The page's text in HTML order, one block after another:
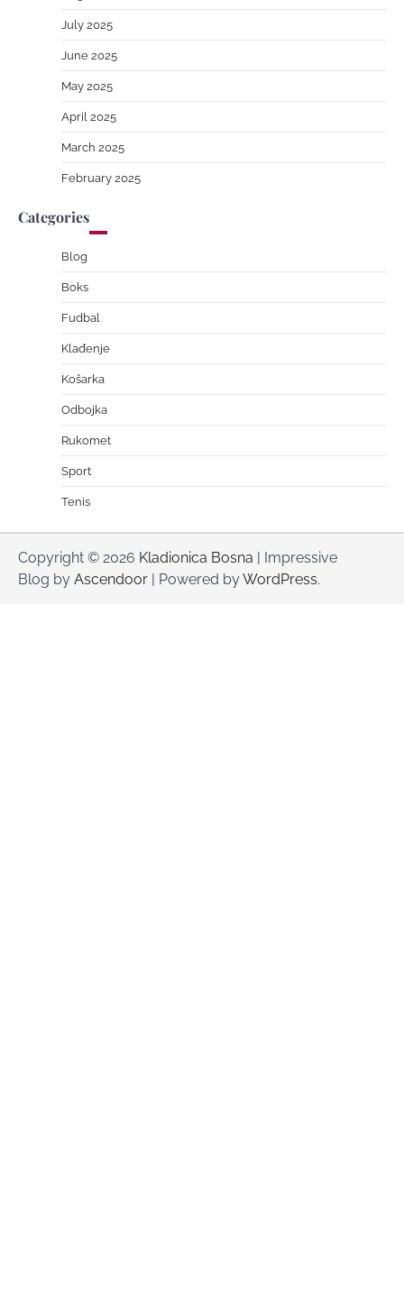
July 2025
June 2025
May 2025
April 2025
March 2025
February 2025
Categories
Blog
Boks
Fudbal
Klađenje
Košarka
Odbojka
Rukomet
Sport
Tenis
Copyright © 2026 Kladionica Bosna | Impressive
Blog by Ascendoor | Powered byWordPress.